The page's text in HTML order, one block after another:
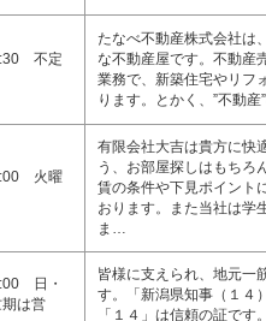
不定
たなべ不動産株式会社は
な不動産屋です。不動産
業務で、新築住宅やリフ
ります。とかく、”不動
火曜
有限会社大吉は貴方に快
う、お部屋探しはもちろ
賃の条件や下見ポイント
おります。また当社は学
ま…
日・
は営
皆様に支えられ、地元一
す。「新潟県知事（１４
「１４」は信頼の証です